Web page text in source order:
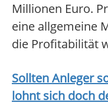
Millionen Euro.
eine allgemeine
die Profitabilität
Sollten Anleger
lohnt sich doch